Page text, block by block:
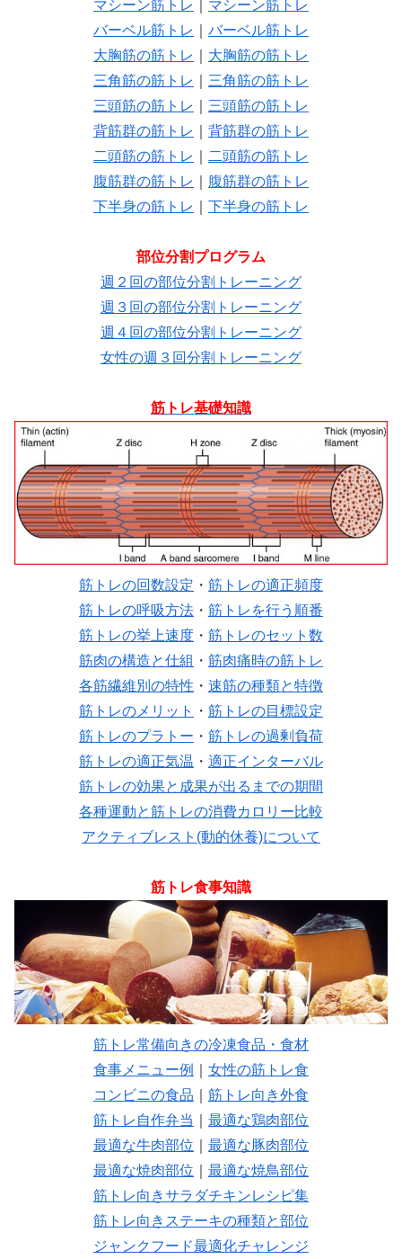
マシーン筋トレ
マシーン筋トレ
バーベル筋トレ
バーベル筋トレ
大胸筋の筋トレ
大胸筋の筋トレ
三角筋の筋トレ
三角筋の筋トレ
三頭筋の筋トレ
三頭筋の筋トレ
背筋群の筋トレ
背筋群の筋トレ
二頭筋の筋トレ
二頭筋の筋トレ
腹筋群の筋トレ
腹筋群の筋トレ
下半身の筋トレ
下半身の筋トレ
部位分割プログラム
週２回の部位分割トレーニング
週３回の部位分割トレーニング
週４回の部位分割トレーニング
女性の週３回分割トレーニング
筋トレ基礎知識
筋トレの回数設定 ・ 筋トレの適正頻度
筋トレの呼吸方法 ・ 筋トレを行う順番
筋トレの挙上速度 ・ 筋トレのセット数
筋肉の構造と仕組 ・ 筋肉痛時の筋トレ
各筋繊維別の特性 ・ 速筋の種類と特徴
筋トレのメリット
・ 筋トレの目標設定
筋トレのプラトー ・ 筋トレの過剰負荷
筋トレの適正気温 ・ 適正インターバル
筋トレの効果と成果が出るまでの期間
各種運動と筋トレの消費カロリー比較
アクティブレスト(動的休養)について
筋トレ食事知識
筋トレ常備向きの冷凍食品・食材
食事メニュー例
女性の筋トレ食
コンビニの食品
筋トレ向き外食
筋トレ自作弁当
最適な鶏肉部位
最適な牛肉部位
最適な豚肉部位
最適な焼肉部位
最適な焼鳥部位
筋トレ向きサラダチキンレシピ集
筋トレ向きステーキの種類と部位
ジャンクフード最適化チャレンジ